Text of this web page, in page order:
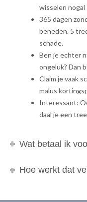
wisselen nogal
365 dagen
beneden. 5
schade.
Ben je echter
ongeluk? Dan
Claim je vaak
malus
Interessant:
daal je een
Wat betaal ik
Hoe werkt dat